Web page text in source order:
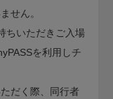
せん。
ちいただきご入場
を利用しチ
だく際、同行者